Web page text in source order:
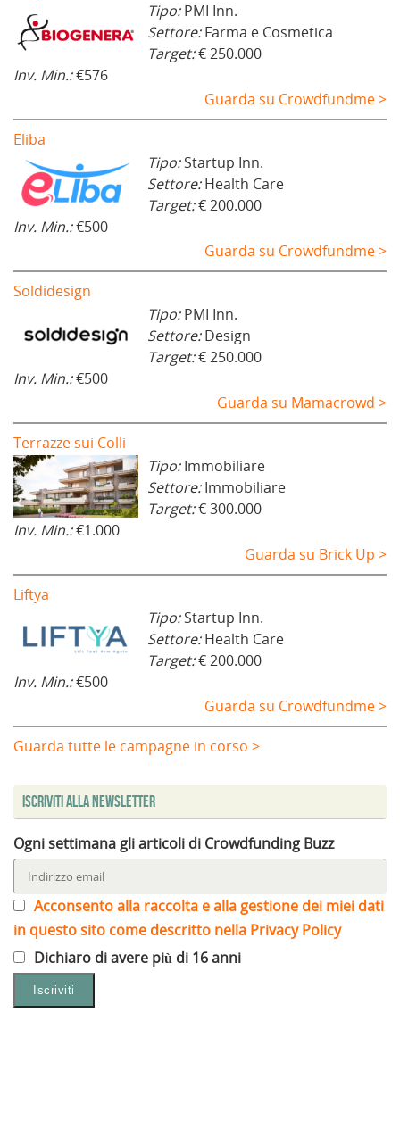
Tipo:PMI Inn.
Settore:Farma e Cosmetica
Target:€ 250.000
Inv. Min.:€576
Guarda su Crowdfundme >
Eliba
Tipo:Startup Inn.
Settore:Health Care
Target:€ 200.000
Inv. Min.:€500
Guarda su Crowdfundme >
Soldidesign
Tipo:PMI Inn.
Settore:Design
Target:€ 250.000
Inv. Min.:€500
Guarda su Mamacrowd >
Terrazze sui Colli
Tipo:Immobiliare
Settore:Immobiliare
Target:€ 300.000
Inv. Min.:€1.000
Guarda su Brick Up >
Liftya
Tipo:Startup Inn.
Settore:Health Care
Target:€ 200.000
Inv. Min.:€500
Guarda su Crowdfundme >
Guarda tutte le campagne in corso >
Iscriviti alla Newsletter
Ogni settimana gli articoli di Crowdfunding Buzz
Acconsento alla raccolta e alla gestione dei miei dati
in questo sito come descritto nella Privacy Policy
Dichiaro di avere più di 16 anni